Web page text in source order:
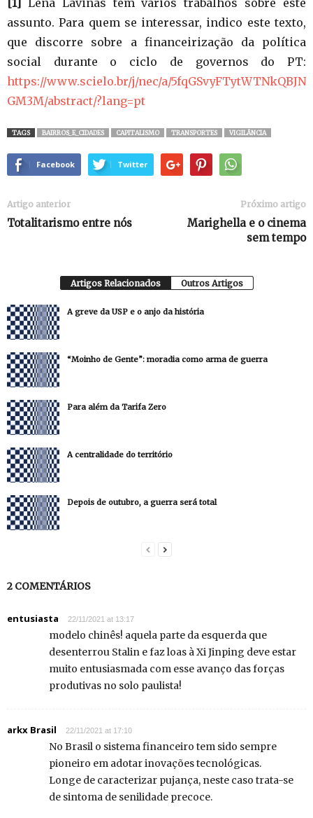
assunto. Para quem se interessar, indico este texto,
que discorre sobre a financeirização da política
social durante o ciclo de governos do PT:
https://www.scielo.br/j/nec/a/5fqGSvyFTytWTNkQBJN
GM3M/abstract/?lang=pt
TAGS BAIRROS_E_CIDADES CAPITALISMO TRANSPORTES VIGILÂNCIA
Facebook Twitter
Artigo anterior
Totalitarismo entre nós
Próximo artigo
Marighella e o cinema
sem tempo
Artigos Relacionados Outros Artigos
A greve da USP e o anjo da história
“Moinho de Gente”: moradia como arma de guerra
Para além da Tarifa Zero
A centralidade do território
Depois de outubro, a guerra será total
2 COMENTÁRIOS
entusiasta 22/11/2021 at 13:17
modelo chinês! aquela parte da esquerda que
desenterrou Stalin e faz loas à Xi Jinping deve estar
muito entusiasmada com esse avanço das forças
produtivas no solo paulista!
arkx Brasil 22/11/2021 at 17:10
No Brasil o sistema financeiro tem sido sempre
pioneiro em adotar inovações tecnológicas.
Longe de caracterizar pujança, neste caso trata-se
de sintoma de senilidade precoce.